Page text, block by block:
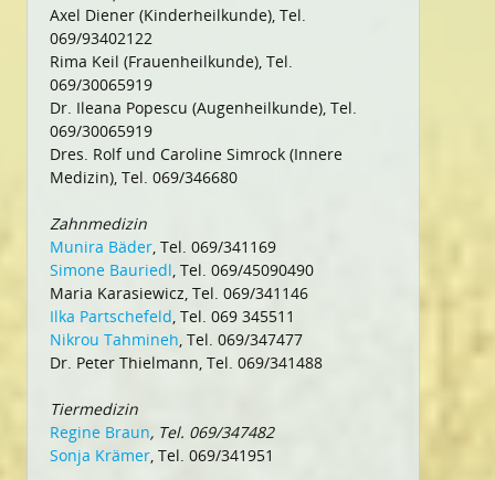
Axel Diener (Kinderheilkunde), Tel.
069/93402122
Rima Keil (Frauenheilkunde), Tel.
069/30065919
Dr. Ileana Popescu (Augenheilkunde), Tel.
069/30065919
Dres. Rolf und Caroline Simrock (Innere
Medizin), Tel. 069/346680
Zahnmedizin
Munira Bäder, Tel. 069/341169
Simone Bauriedl, Tel. 069/45090490
Maria Karasiewicz, Tel. 069/341146
Ilka Partschefeld, Tel. 069 345511
Nikrou Tahmineh, Tel. 069/347477
Dr. Peter Thielmann, Tel. 069/341488
Tiermedizin
Regine Braun, Tel. 069/347482
Sonja Krämer, Tel. 069/341951